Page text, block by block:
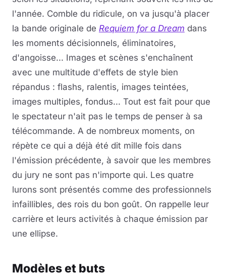
l'année. Comble du ridicule, on va jusqu'à placer
la bande originale de Requiem for a Dream dans
les moments décisionnels, éliminatoires,
d'angoisse... Images et scènes s'enchaînent
avec une multitude d'effets de style bien
répandus : flashs, ralentis, images teintées,
images multiples, fondus... Tout est fait pour que
le spectateur n'ait pas le temps de penser à sa
télécommande. A de nombreux moments, on
répète ce qui a déjà été dit mille fois dans
l'émission précédente, à savoir que les membres
du jury ne sont pas n'importe qui. Les quatre
lurons sont présentés comme des professionnels
infaillibles, des rois du bon goût. On rappelle leur
carrière et leurs activités à chaque émission par
une ellipse.
Modèles et buts